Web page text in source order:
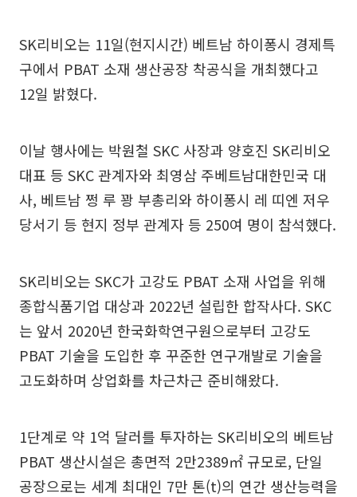
SK리비오는 11일(현지시간) 베트남 하이퐁시 경제특
구에서 PBAT 소재 생산공장 착공식을 개최했다고
12일 밝혔다.
이날 행사에는 박원철 SKC 사장과 양호진 SK리비오
대표 등 SKC 관계자와 최영삼 주베트남대한민국 대
사, 베트남 쩡 루 꽝 부총리와 하이퐁시 레 띠엔 저우
당서기 등 현지 정부 관계자 등 250여 명이 참석했다.
SK리비오는 SKC가 고강도 PBAT 소재 사업을 위해
종합식품기업 대상과 2022년 설립한 합작사다. SKC
는 앞서 2020년 한국화학연구원으로부터 고강도
PBAT 기술을 도입한 후 꾸준한 연구개발로 기술을
고도화하며 상업화를 차근차근 준비해왔다.
1단계로 약 1억 달러를 투자하는 SK리비오의 베트남
PBAT 생산시설은 총면적 2만2389㎡ 규모로, 단일
공장으로는 세계 최대인 7만 톤(t)의 연간 생산능력을